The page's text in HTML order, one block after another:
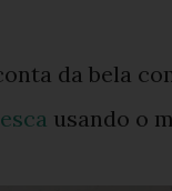
da bela
usando o